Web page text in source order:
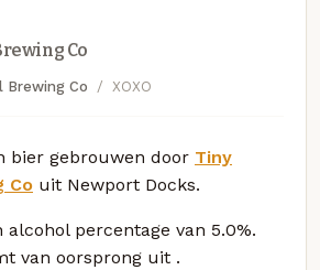
Co
Brewing Co XOXO
bier gebrouwen door Tiny
Co uit Newport Docks.
alcohol percentage van 5.0%.
van oorsprong uit .